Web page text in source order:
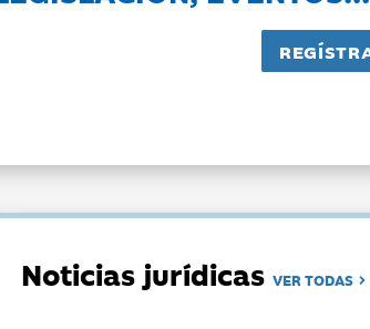
Noticias jurídicasVER TODAS